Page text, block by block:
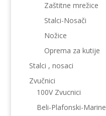
Zaštitne mrežice
Stalci-Nosači
Nožice
Oprema za kutije
Stalci , nosaci
Zvučnici
100V Zvucnici
Beli-Plafonski-Marine